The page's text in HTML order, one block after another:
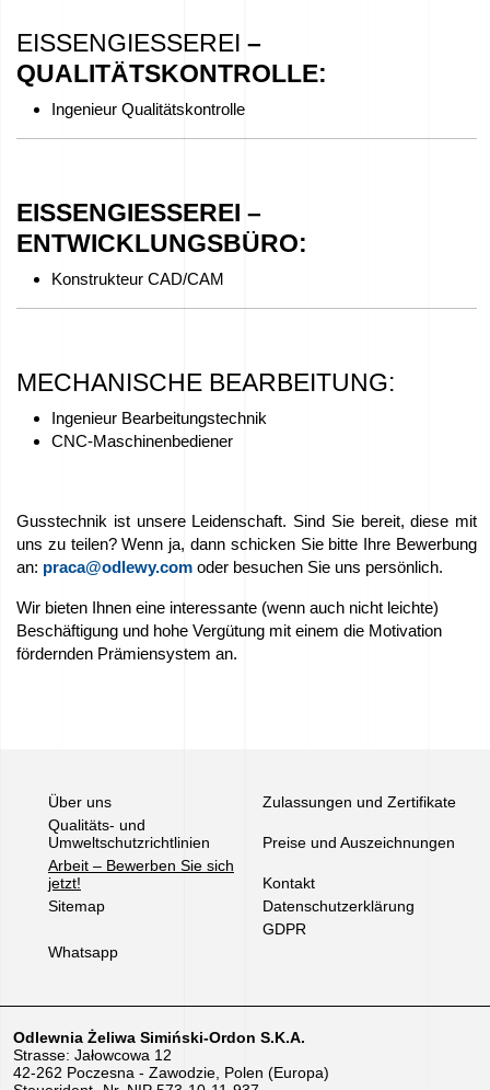
Angebotsanfragen
EISSENGIESSEREI –
QUALITÄTSKONTROLLE:
Ingenieur Qualitätskontrolle
EISSENGIESSEREI –
ENTWICKLUNGSBÜRO:
Konstrukteur CAD/CAM
MECHANISCHE BEARBEITUNG:
Ingenieur Bearbeitungstechnik
CNC-Maschinenbediener
Gusstechnik ist unsere Leidenschaft. Sind Sie bereit, diese mit
uns zu teilen? Wenn ja, dann schicken Sie bitte Ihre Bewerbung
an: praca@odlewy.com oder besuchen Sie uns persönlich.
Wir bieten Ihnen eine interessante (wenn auch nicht leichte)
Beschäftigung und hohe Vergütung mit einem die Motivation
fördernden Prämiensystem an.
Über uns
Zulassungen und Zertifikate
Qualitäts- und
Umweltschutzrichtlinien
Preise und Auszeichnungen
Arbeit – Bewerben Sie sich
jetzt!
Kontakt
Sitemap
Datenschutzerklärung
GDPR
Whatsapp
Odlewnia Żeliwa Simiński-Ordon S.K.A.
Strasse: Jałowcowa 12
42-262 Poczesna - Zawodzie, Polen (Europa)